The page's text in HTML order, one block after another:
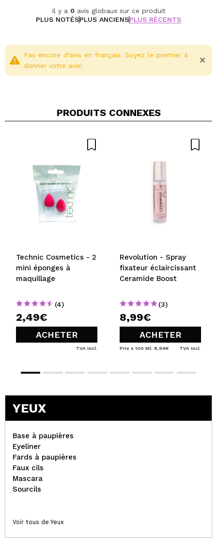
Il y a 0avis globaux sur ce produit
PLUS NOTÉSPLUS ANCIENSPLUS RÉCENTS
Votre vidéo pourrait être la première. Imaginez...
Recommandez-vous cet achat? Oui
Pas encore d'avis en français. Soyez le premier à
donner votre avis!
PRODUITS CONNEXES
Technic Cosmetics - 2
mini éponges à
maquillage
(4)
2,49€
ACHETER
TVA Incl.
Revolution - Spray
fixateur éclaircissant
Ceramide Boost
(3)
8,99€
ACHETER
Prix x 100 Ml: 8,99€ TVA Incl.
YEUX
Base à paupières
Eyeliner
Fards à paupières
Faux cils
Mascara
Sourcils
Voir tous de Yeux